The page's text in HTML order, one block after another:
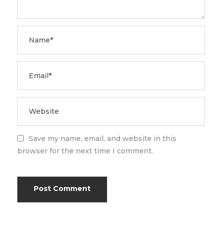
Save my name, email, and website in this
browser for the next time I comment.